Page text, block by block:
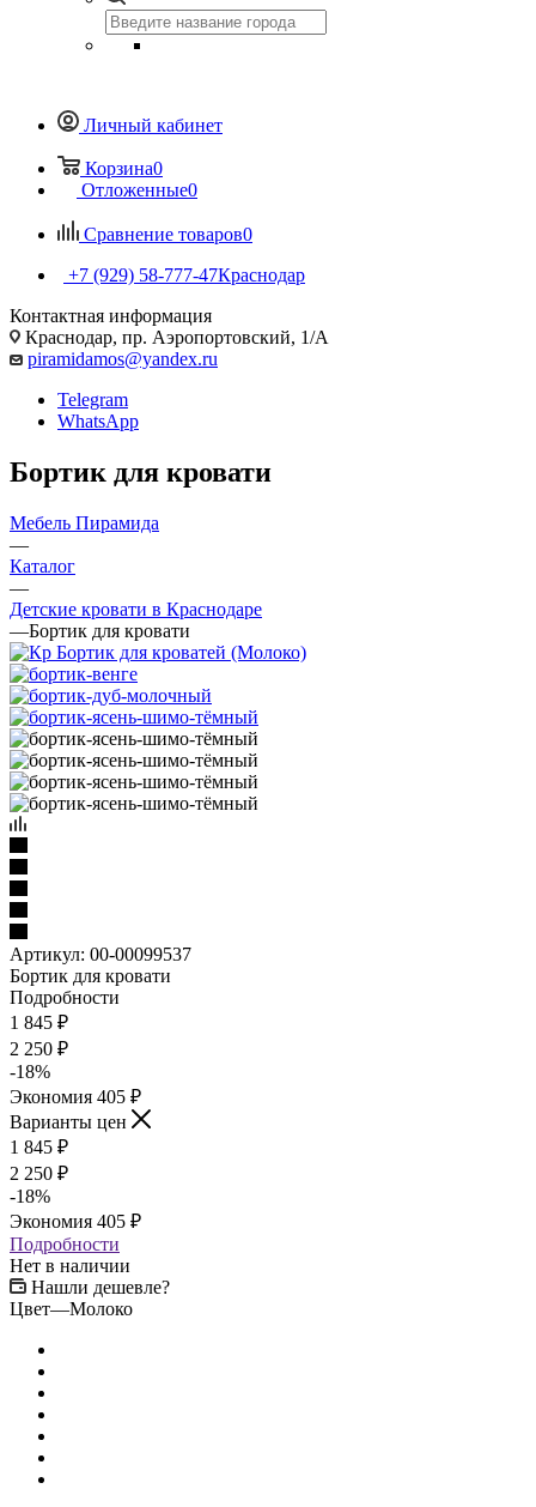
Личный кабинет
Корзина0
Отложенные0
Сравнение товаров0
+7 (929) 58-777-47Краснодар
Контактная информация
Краснодар, пр. Аэропортовский, 1/А
piramidamos@yandex.ru
Telegram
WhatsApp
Бортик для кровати
Мебель Пирамида
—
Каталог
—
Детские кровати в Краснодаре
—Бортик для кровати
Артикул: 00-00099537
Бортик для кровати
Подробности
1 845 ₽
2 250 ₽
-18%
Экономия 405 ₽
Варианты цен
1 845 ₽
2 250 ₽
-18%
Экономия 405 ₽
Подробности
Нет в наличии
Нашли дешевле?
Цвет—Молоко